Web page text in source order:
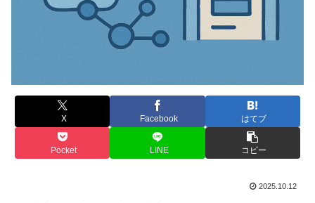
X Facebook はてブ
Pocket LINE コピー
2025.10.12